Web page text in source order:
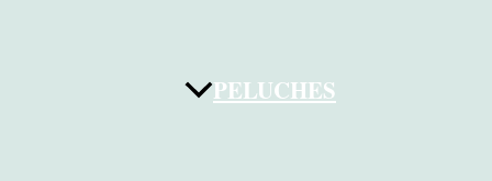
PELUCHES